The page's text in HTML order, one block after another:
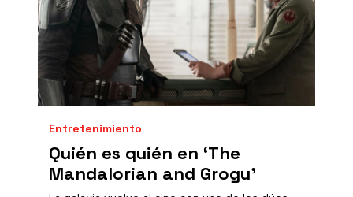
Entretenimiento
Quién es quién en ‘The
Mandalorian and Grogu’